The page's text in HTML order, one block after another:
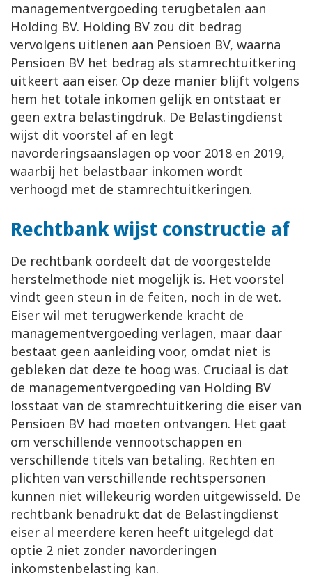
managementvergoeding terugbetalen aan
Holding BV. Holding BV zou dit bedrag
vervolgens uitlenen aan Pensioen BV, waarna
Pensioen BV het bedrag als stamrechtuitkering
uitkeert aan eiser. Op deze manier blijft volgens
hem het totale inkomen gelijk en ontstaat er
geen extra belastingdruk. De Belastingdienst
wijst dit voorstel af en legt
navorderingsaanslagen op voor 2018 en 2019,
waarbij het belastbaar inkomen wordt
verhoogd met de stamrechtuitkeringen.
Rechtbank wijst constructie af
De rechtbank oordeelt dat de voorgestelde
herstelmethode niet mogelijk is. Het voorstel
vindt geen steun in de feiten, noch in de wet.
Eiser wil met terugwerkende kracht de
managementvergoeding verlagen, maar daar
bestaat geen aanleiding voor, omdat niet is
gebleken dat deze te hoog was. Cruciaal is dat
de managementvergoeding van Holding BV
losstaat van de stamrechtuitkering die eiser van
Pensioen BV had moeten ontvangen. Het gaat
om verschillende vennootschappen en
verschillende titels van betaling. Rechten en
plichten van verschillende rechtspersonen
kunnen niet willekeurig worden uitgewisseld. De
rechtbank benadrukt dat de Belastingdienst
eiser al meerdere keren heeft uitgelegd dat
optie 2 niet zonder navorderingen
inkomstenbelasting kan.